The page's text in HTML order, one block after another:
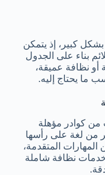
بشكل كبير، إذ يتمكن
بناء على الجدول
أو نظافة عميقة،
ما يحتاج إليه.
من كوادر مؤهلة
من لغة على رأسها
المهارات المتقدمة،
نظافة شاملة